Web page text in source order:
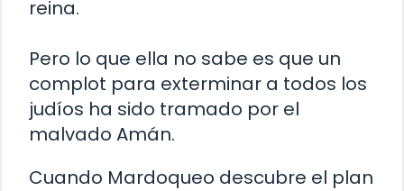
reina.
Pero lo que ella no sabe es que un
complot para exterminar a todos los
judíos ha sido tramado por el
malvado Amán.
Cuando Mardoqueo descubre el plan